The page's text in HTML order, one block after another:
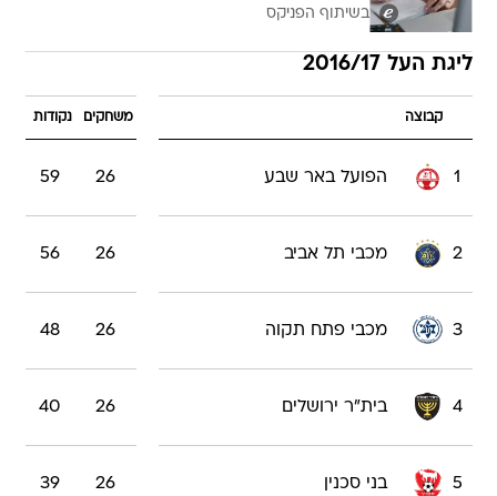
בשיתוף הפניקס
ליגת העל 2016/17
קבוצה משחקים נקודות
1 הפועל באר שבע 26
59
2 מכבי תל אביב 26
56
3 מכבי פתח תקוה 26
48
4 בית"ר ירושלים 26
40
5 בני סכנין 26
39